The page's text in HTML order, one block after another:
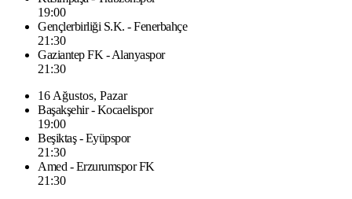
19:00
Gençlerbirliği S.K. - Fenerbahçe
21:30
Gaziantep FK - Alanyaspor
21:30
16 Ağustos, Pazar
Başakşehir - Kocaelispor
19:00
Beşiktaş - Eyüpspor
21:30
Amed - Erzurumspor FK
21:30